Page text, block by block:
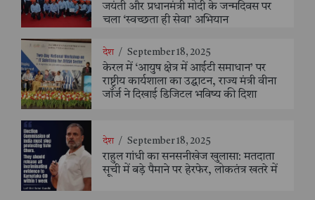
जयंती और प्रधानमंत्री मोदी के जन्मदिवस पर
चला ‘स्वच्छता ही सेवा’ अभियान
देश / September 18, 2025
केरल में ‘आयुष क्षेत्र में आईटी समाधान’ पर
राष्ट्रीय कार्यशाला का उद्घाटन, राज्य मंत्री वीना
जॉर्ज ने दिखाई डिजिटल भविष्य की दिशा
देश / September 18, 2025
राहुल गांधी का सनसनीखेज खुलासा: मतदाता
सूची में बड़े पैमाने पर हेरफेर, लोकतंत्र खतरे में